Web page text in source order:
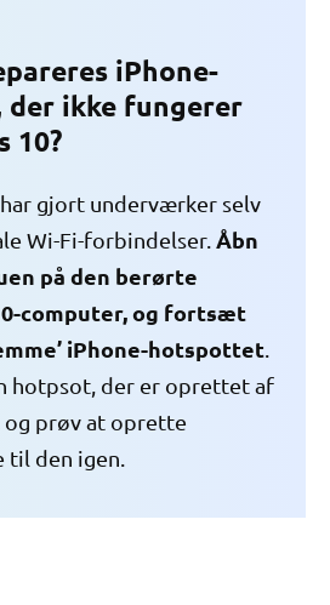
iPhone-
der ikke fungerer
10?
gjort underværker selv
Wi-Fi-forbindelser. Åbn
på den berørte
computer, og fortsæt
iPhone-hotspottet
hotpsot, der er oprettet af
og prøv at oprette
den igen.